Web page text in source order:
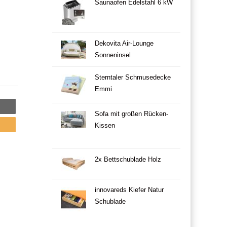
Saunaofen Edelstahl 6 kW
Dekovita Air-Lounge
Sonneninsel
Sterntaler Schmusedecke
Emmi
Sofa mit großen Rücken-
Kissen
2x Bettschublade Holz
innovareds Kiefer Natur
Schublade